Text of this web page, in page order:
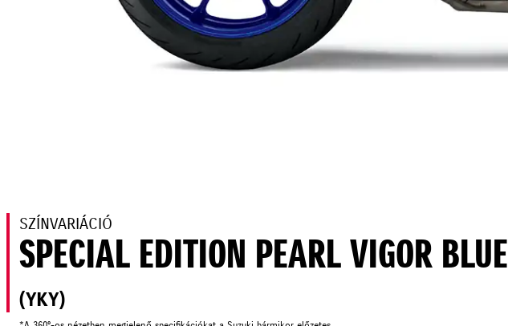
SZÍNVARIÁCIÓ
SPECIAL EDITION PEARL VIGOR BLUE
(YKY)